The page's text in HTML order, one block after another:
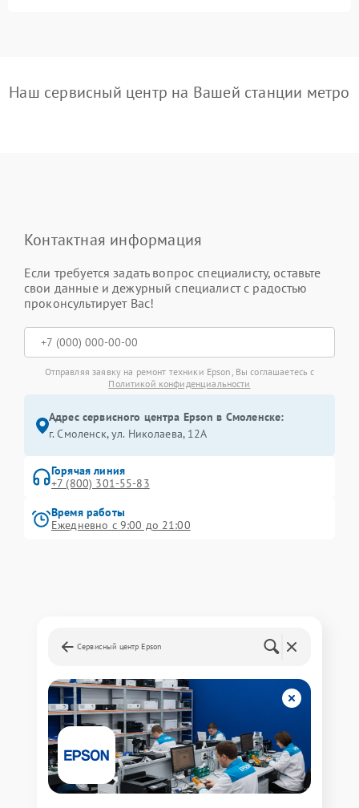
Наш сервисный центр на Вашей станции метро
Контактная информация
Если требуется задать вопрос специалисту, оставьте
свои данные и дежурный специалист с радостью
проконсультирует Вас!
Отправляя заявку на ремонт техники Epson, Вы соглашаетесь с
Политикой конфиденциальности
Адрес сервисного центра Epson в Смоленске:
г. Смоленск, ул. Николаева, 12А
Горячая линия
+7 (800) 301-55-83
Время работы
Ежедневно с 9:00 до 21:00
Сервисный центр Epson